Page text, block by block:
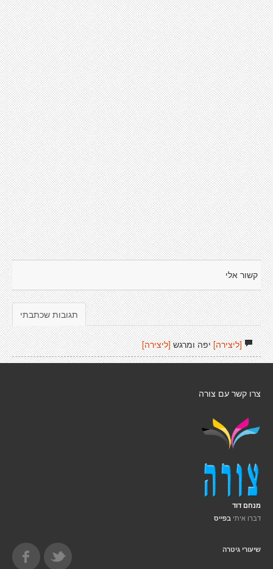
קשור אלי
תגובות שכתבתי
[ליצירה]יפה ומרגש[ליצירה]
צרו קשר עם צורה
מנחם דוד
דברו איתי בפייס
שיעורי גיטרה